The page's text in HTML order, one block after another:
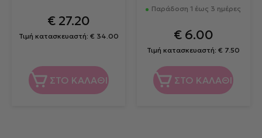
€27.20
Τιμή κατασκευαστή: € 34.00
ΣΤΟ ΚΑΛΑΘΙ
Παράδοση 1 έως 3 ημέρες
€6.00
Τιμή κατασκευαστή:€ 7.50
ΣΤΟ ΚΑΛΑΘΙ